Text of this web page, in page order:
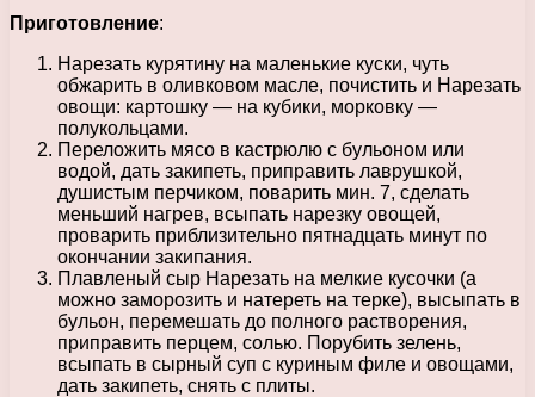
Приготовление:
Нарезать курятину на маленькие куски, чуть
обжарить в оливковом масле, почистить и Нарезать
овощи: картошку — на кубики, морковку —
полукольцами.
Переложить мясо в кастрюлю с бульоном или
водой, дать закипеть, приправить лаврушкой,
душистым перчиком, поварить мин. 7, сделать
меньший нагрев, всыпать нарезку овощей,
проварить приблизительно пятнадцать минут по
окончании закипания.
Плавленый сыр Нарезать на мелкие кусочки (а
можно заморозить и натереть на терке), высыпать в
бульон, перемешать до полного растворения,
приправить перцем, солью. Порубить зелень,
всыпать в сырный суп с куриным филе и овощами,
дать закипеть, снять с плиты.